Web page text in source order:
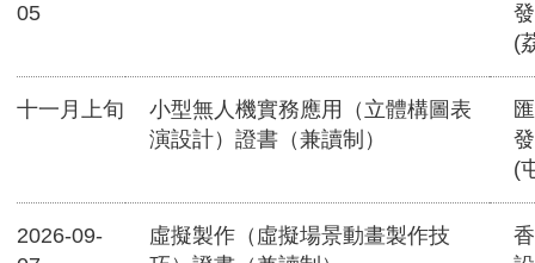
05
(
十一月上旬
小型無人機實務應用（立體構圖表
演設計）證書（兼讀制）
(
2026-09-
虛擬製作（虛擬場景動畫製作技